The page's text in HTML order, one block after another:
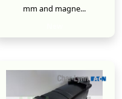
mm and magne...